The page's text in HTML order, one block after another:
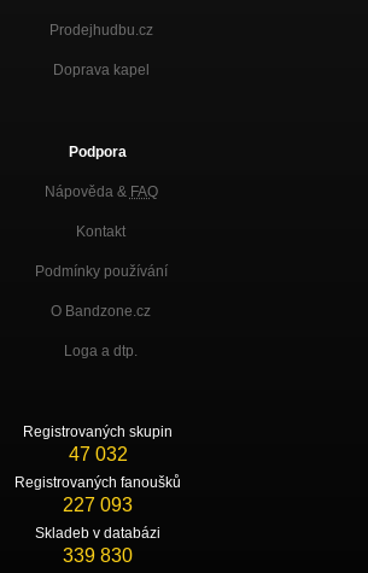
Prodejhudbu.cz
Doprava kapel
Podpora
Nápověda & FAQ
Kontakt
Podmínky používání
O Bandzone.cz
Loga a dtp.
Registrovaných skupin
47 032
Registrovaných fanoušků
227 093
Skladeb v databázi
339 830